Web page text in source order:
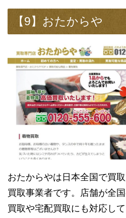
【9】おたからや
おたからやは日本全国で買
買取事業者です。店舗が全
買取や宅配買取にも対応し